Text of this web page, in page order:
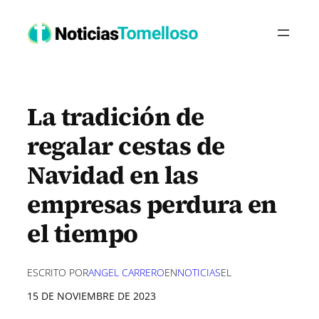
contenido
La tradición de
regalar cestas de
Navidad en las
empresas perdura en
el tiempo
ESCRITO PORANGEL CARREROENNOTICIASEL
15 DE NOVIEMBRE DE 2023